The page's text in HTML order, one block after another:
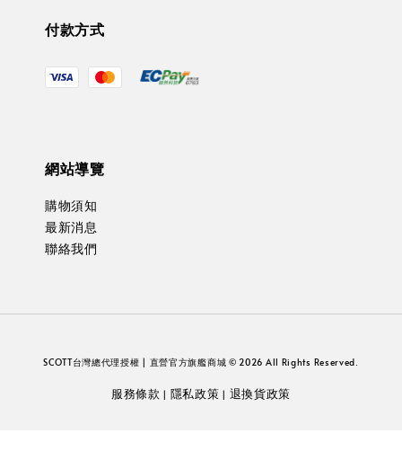
付款方式
網站導覽
購物須知
最新消息
聯絡我們
SCOTT台灣總代理授權 | 直營官方旗艦商城 © 2026 All Rights Reserved.
服務條款 | 隱私政策 | 退換貨政策